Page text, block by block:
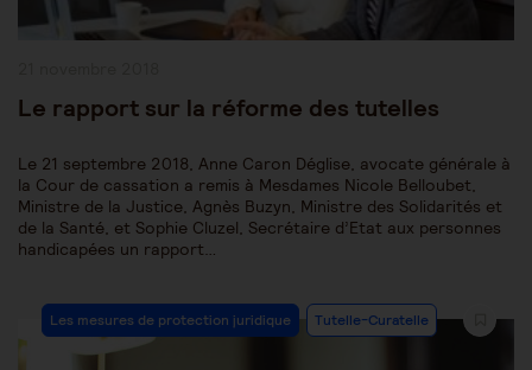
Le rapport sur la réforme des tutelles
Le 21 septembre 2018, Anne Caron Déglise, avocate générale à
la Cour de cassation a remis à Mesdames Nicole Belloubet,
Ministre de la Justice, Agnès Buzyn, Ministre des Solidarités et
de la Santé, et Sophie Cluzel, Secrétaire d’Etat aux personnes
handicapées un rapport…
Post
Category:
Les mesures de protection juridique Tutelle-Curatelle